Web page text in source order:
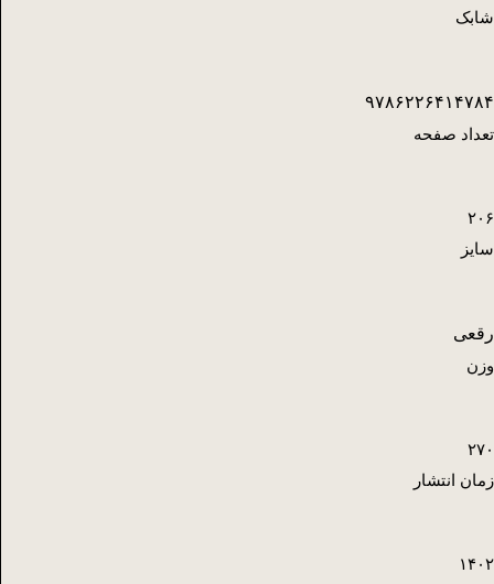
شابک
۹۷۸۶۲۲۶۴۱۴۷۸۴
تعداد صفحه
۲۰۶
سایز
رقعی
وزن
۲۷۰
زمان انتشار
۱۴۰۲